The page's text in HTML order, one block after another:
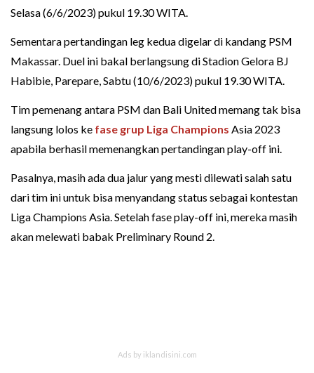
Selasa (6/6/2023) pukul 19.30 WITA.
Sementara pertandingan leg kedua digelar di kandang PSM
Makassar. Duel ini bakal berlangsung di Stadion Gelora BJ
Habibie, Parepare, Sabtu (10/6/2023) pukul 19.30 WITA.
Tim pemenang antara PSM dan Bali United memang tak bisa
langsung lolos ke fase grup Liga Champions Asia 2023
apabila berhasil memenangkan pertandingan play-off ini.
Pasalnya, masih ada dua jalur yang mesti dilewati salah satu
dari tim ini untuk bisa menyandang status sebagai kontestan
Liga Champions Asia. Setelah fase play-off ini, mereka masih
akan melewati babak Preliminary Round 2.